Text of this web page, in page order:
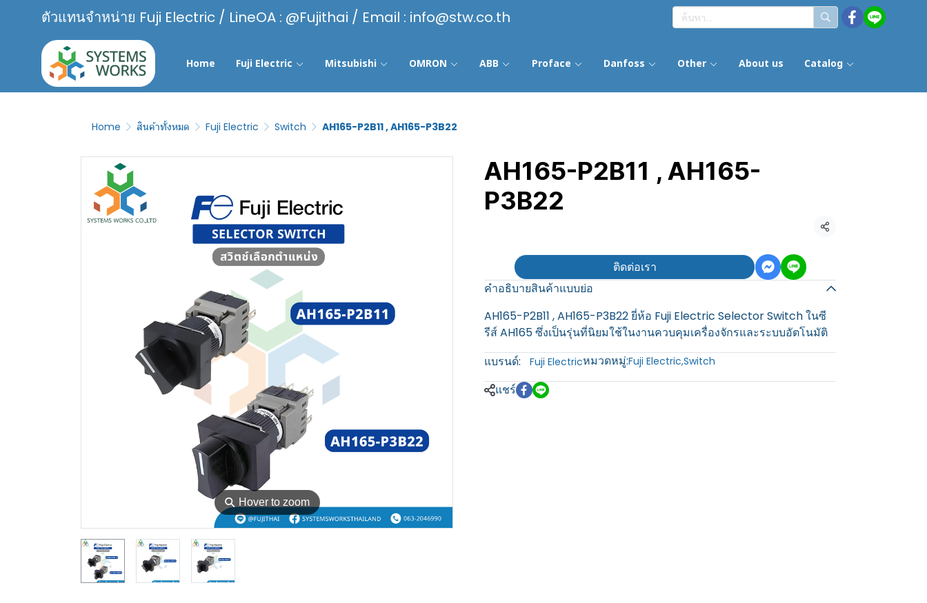
ตัวแทนจำหน่าย Fuji Electric / LineOA : @Fujithai / Email : info@stw.co.th
Home Fuji Electric Mitsubishi OMRON ABB Proface Danfoss Other About us Catalog
Home สินค้าทั้งหมด Fuji Electric Switch AH165-P2B11 , AH165-P3B22
⚲Hover to zoom
AH165-P2B11 , AH165-
P3B22
แชร์
ติดต่อเรา
คำอธิบายสินค้าแบบย่อ
AH165-P2B11 , AH165-P3B22 ยี่ห้อ Fuji Electric Selector Switch ในซี
รีส์ AH165 ซึ่งเป็นรุ่นที่นิยมใช้ในงานควบคุมเครื่องจักรและระบบอัตโนมัติ
แบรนด์:
Fuji Electricหมวดหมู่:Fuji Electric,Switch
แชร์